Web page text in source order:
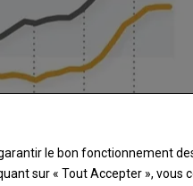
le bon fonctionnement
sur « Tout Accepter », vous